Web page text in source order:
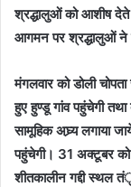
श्रद्धालुओं को आशीष देते
आगमन पर श्रद्धालुओं ने
मंगलवार को डोली
हुए हुण्डू गांव पहुंचेगी
सामूहिक अघ्र्य लगाया
पहुंचेगी। 31 अक्टूबर
शीतकालीन गद्दी स्थल